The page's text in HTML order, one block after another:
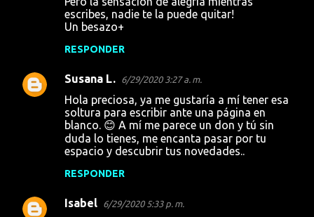
escribes, nadie te la puede quitar!
Un besazo+
RESPONDER
Susana L. 6/29/2020 3:27 a. m.
Hola preciosa, ya me gustaría a mí tener esa
soltura para escribir ante una página en
blanco. 😊 A mí me parece un don y tú sin
duda lo tienes, me encanta pasar por tu
espacio y descubrir tus novedades..
RESPONDER
Isabel 6/29/2020 5:33 p. m.